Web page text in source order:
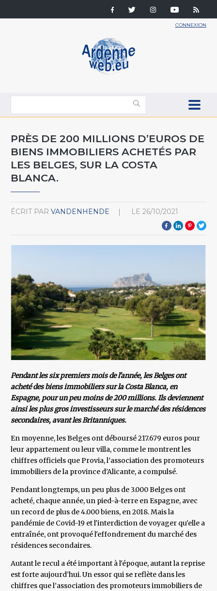
CONNEXION
PRÈS DE 200 MILLIONS D’EUROS DE
BIENS IMMOBILIERS ACHETÉS PAR
LES BELGES, SUR LA COSTA
BLANCA.
ÉCRIT PAR VANDENHENDE LE 26/10/2021
Pendant les six premiers mois de l'année, les Belges ont
acheté des biens immobiliers sur la Costa Blanca, en
Espagne, pour un peu moins de 200 millions. Ils deviennent
ainsi les plus gros investisseurs sur le marché des résidences
secondaires, avant les Britanniques.
En moyenne, les Belges ont déboursé 217.679 euros pour
leur appartement ou leur villa, comme le montrent les
chiffres officiels que Provia, l’association des promoteurs
immobiliers de la province d’Alicante, a compulsé.
Pendant longtemps, un peu plus de 3.000 Belges ont
acheté, chaque année, un pied-à-terre en Espagne, avec
un record de plus de 4.000 biens, en 2018. Mais la
pandémie de Covid-19 et l'interdiction de voyager qu'elle a
entraînée, ont provoqué l'effondrement du marché des
résidences secondaires.
Autant le recul a été important à l'époque, autant la reprise
est forte aujourd'hui. Un essor qui se reflète dans les
chiffres que l’association des promoteurs immobiliers de